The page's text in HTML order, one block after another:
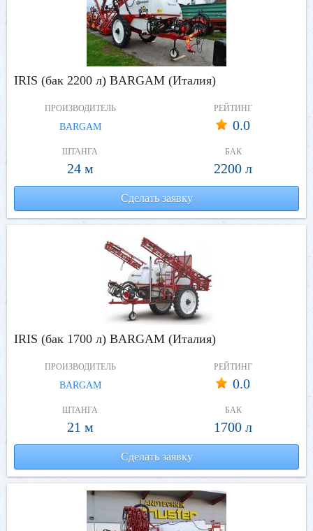
IRIS (бак 2200 л) BARGAM (Италия)
ПРОИЗВОДИТЕЛЬ
BARGAM
РЕЙТИНГ
0.0
ШТАНГА
24 м
БАК
2200 л
Сделать заявку
IRIS (бак 1700 л) BARGAM (Италия)
ПРОИЗВОДИТЕЛЬ
BARGAM
РЕЙТИНГ
0.0
ШТАНГА
21 м
БАК
1700 л
Сделать заявку